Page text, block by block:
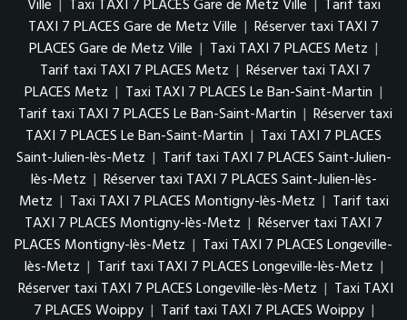
Ville | Taxi TAXI 7 PLACES Gare de Metz Ville | Tarif taxi
TAXI 7 PLACES Gare de Metz Ville | Réserver taxi TAXI 7
PLACES Gare de Metz Ville | Taxi TAXI 7 PLACES Metz |
Tarif taxi TAXI 7 PLACES Metz | Réserver taxi TAXI 7
PLACES Metz | Taxi TAXI 7 PLACES Le Ban-Saint-Martin |
Tarif taxi TAXI 7 PLACES Le Ban-Saint-Martin | Réserver taxi
TAXI 7 PLACES Le Ban-Saint-Martin | Taxi TAXI 7 PLACES
Saint-Julien-lès-Metz | Tarif taxi TAXI 7 PLACES Saint-Julien-
lès-Metz | Réserver taxi TAXI 7 PLACES Saint-Julien-lès-
Metz | Taxi TAXI 7 PLACES Montigny-lès-Metz | Tarif taxi
TAXI 7 PLACES Montigny-lès-Metz | Réserver taxi TAXI 7
PLACES Montigny-lès-Metz | Taxi TAXI 7 PLACES Longeville-
lès-Metz | Tarif taxi TAXI 7 PLACES Longeville-lès-Metz |
Réserver taxi TAXI 7 PLACES Longeville-lès-Metz | Taxi TAXI
7 PLACES Woippy | Tarif taxi TAXI 7 PLACES Woippy |